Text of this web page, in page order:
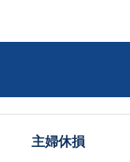
主婦休損